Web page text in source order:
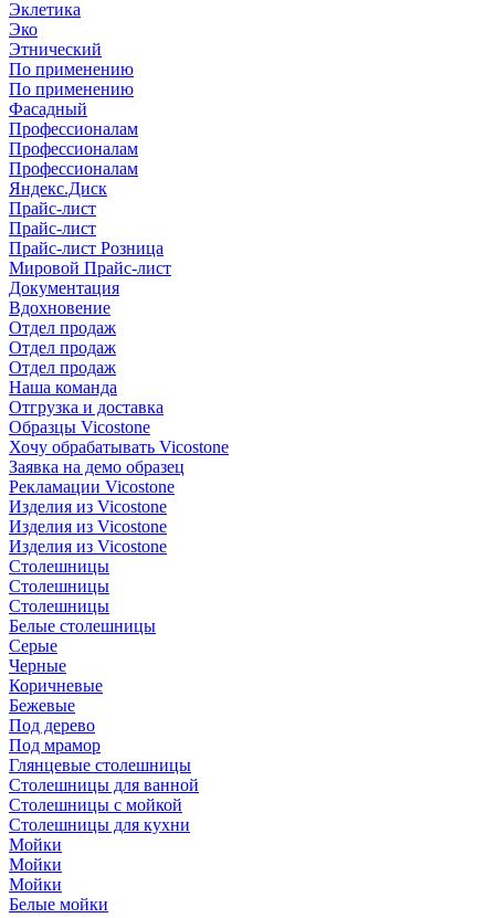
Эклетика
Эко
Этнический
По применению
По применению
Фасадный
Профессионалам
Профессионалам
Профессионалам
Яндекс.Диск
Прайс-лист
Прайс-лист
Прайс-лист Розница
Мировой Прайс-лист
Документация
Вдохновение
Отдел продаж
Отдел продаж
Отдел продаж
Наша команда
Отгрузка и доставка
Образцы Vicostone
Хочу обрабатывать Vicostone
Заявка на демо образец
Рекламации Vicostone
Изделия из Vicostone
Изделия из Vicostone
Изделия из Vicostone
Столешницы
Столешницы
Столешницы
Белые столешницы
Серые
Черные
Коричневые
Бежевые
Под дерево
Под мрамор
Глянцевые столешницы
Столешницы для ванной
Столешницы с мойкой
Столешницы для кухни
Мойки
Мойки
Мойки
Белые мойки